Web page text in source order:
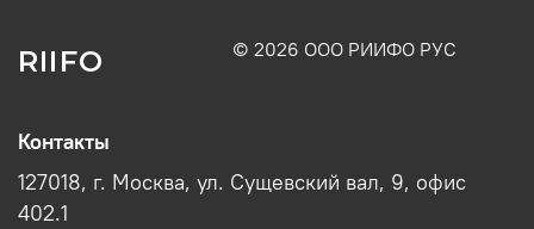
RIIFO © 2026 ООО РИИФО РУС
Контакты
127018, г. Москва, ул. Сущевский вал, 9, офис
402.1